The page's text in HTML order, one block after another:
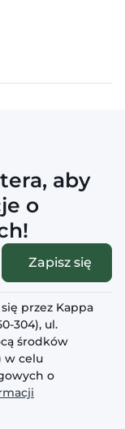
aby
o
Zapisz się
przez Kappa
304), ul.
środków
w celu
o